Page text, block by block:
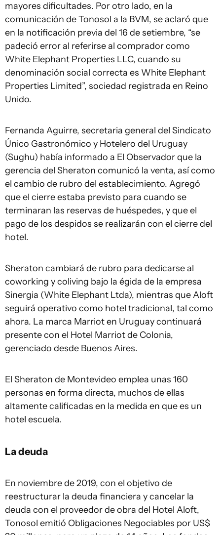
mayores dificultades. Por otro lado, en la
comunicación de Tonosol a la BVM, se aclaró que
en la notificación previa del 16 de setiembre, “se
padeció error al referirse al comprador como
White Elephant Properties LLC, cuando su
denominación social correcta es White Elephant
Properties Limited”, sociedad registrada en Reino
Unido.
Fernanda Aguirre, secretaria general del Sindicato
Único Gastronómico y Hotelero del Uruguay
(Sughu) había informado a El Observador que la
gerencia del Sheraton comunicó la venta, así como
el cambio de rubro del establecimiento. Agregó
que el cierre estaba previsto para cuando se
terminaran las reservas de huéspedes, y que el
pago de los despidos se realizarán con el cierre del
hotel.
Sheraton cambiará de rubro para dedicarse al
coworking y coliving bajo la égida de la empresa
Sinergia (White Elephant Ltda), mientras que Aloft
seguirá operativo como hotel tradicional, tal como
ahora. La marca Marriot en Uruguay continuará
presente con el Hotel Marriot de Colonia,
gerenciado desde Buenos Aires.
El Sheraton de Montevideo emplea unas 160
personas en forma directa, muchos de ellas
altamente calificadas en la medida en que es un
hotel escuela.
La deuda
En noviembre de 2019, con el objetivo de
reestructurar la deuda financiera y cancelar la
deuda con el proveedor de obra del Hotel Aloft,
Tonosol emitió Obligaciones Negociables por US$